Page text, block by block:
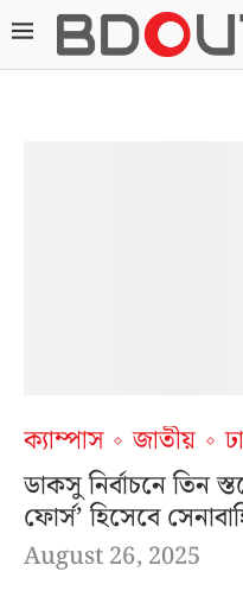
ক্যাম্পাস জাতীয়
ডাকসু নির্বাচনে তিন
ফোর্স’ হিসেবে
August 26, 2025